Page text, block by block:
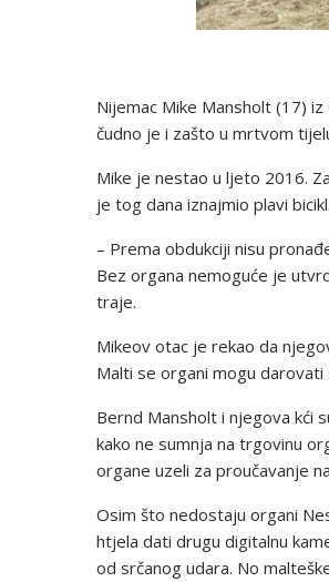
Nijemac Mike Mansholt (17)
čudno je i zašto u mrtvom
Mike je nestao u ljeto 2016.
je tog dana iznajmio plavi
– Prema obdukciji nisu
Bez organa nemoguće je
traje.
Mikeov otac je rekao da
Malti se organi mogu
Bernd Mansholt i njegova kći
kako ne sumnja na trgovinu
organe uzeli za proučavanje
Osim što nedostaju organi
htjela dati drugu digitalnu
od srčanog udara. No